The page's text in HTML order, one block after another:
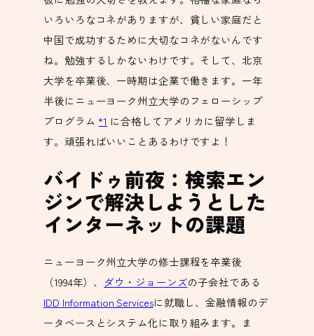
いろいろなコネがありますが、貧しい家庭だと
中国で成功するために大切なコネがないんです
ね。勉強するしかないわけです。そして、北京
大学を卒業後、一時期は企業で働きます。一年
半後にニューヨーク州立大学のフェローシップ
プログラム *1 に合格してアメリカに留学しま
す。頑張ればいいことあるわけですよ！
バイドゥ前夜：検索エン
ジンで解決しようとした
インターネットの課題
ニューヨーク州立大学の修士課程を卒業後
（1994年）、 ダウ・ジョーンズの子会社である
IDD Information Servicesに就職し、金融情報のデ
ータベースとシステム化に取り組みます。ま